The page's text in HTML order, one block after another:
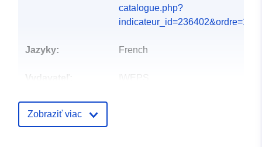
catalogue.php?
indicateur_id=236402&ordre=1#
Jazyky: French
Vydavateľ: IWEPS
Kontaktné
Zobraziť viac